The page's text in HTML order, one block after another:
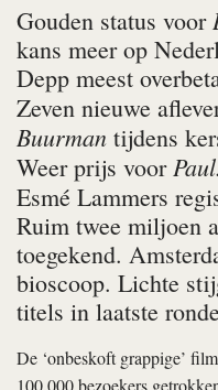
Gouden status voor
kans meer op
Depp meest
Zeven nieuwe
Buurman tijdens
Weer prijs voorPaul.
Esmé Lammers
Ruim twee miljoen
toegekend.
bioscoop. Lichte
titels in laatste
De ‘onbeskoft grappige’ film